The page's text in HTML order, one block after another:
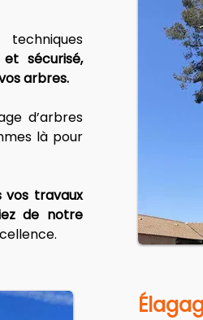
sécurisé,
arbres.
d’arbres
là pour
vos travaux
de notre